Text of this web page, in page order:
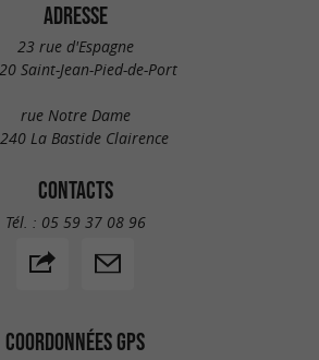
ADRESSE
23 rue d'Espagne
Saint-Jean-Pied-de-Port
rue Notre Dame
La Bastide Clairence
CONTACTS
Tél. : 05 59 37 08 96
COORDONNÉES GPS